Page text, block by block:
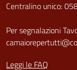
Centralino unico:
Per segnalazioni
Leggi le FAQ